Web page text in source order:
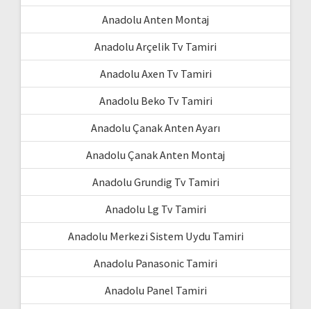
Anadolu Anten Montaj
Anadolu Arçelik Tv Tamiri
Anadolu Axen Tv Tamiri
Anadolu Beko Tv Tamiri
Anadolu Çanak Anten Ayarı
Anadolu Çanak Anten Montaj
Anadolu Grundig Tv Tamiri
Anadolu Lg Tv Tamiri
Anadolu Merkezi Sistem Uydu Tamiri
Anadolu Panasonic Tamiri
Anadolu Panel Tamiri